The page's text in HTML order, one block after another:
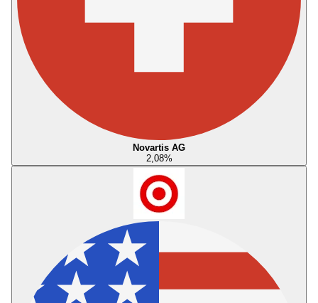
Novartis AG
2,08%